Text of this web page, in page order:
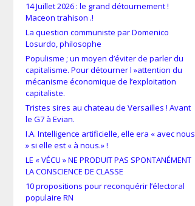
14 Juillet 2026 : le grand détournement !
Maceon trahison .!
La question communiste par Domenico
Losurdo, philosophe
Populisme ; un moyen d’éviter de parler du
capitalisme. Pour détourner l »attention du
mécanisme économique de l’exploitation
capitaliste.
Tristes sires au chateau de Versailles ! Avant
le G7 à Evian.
I.A. Intelligence artificielle, elle era « avec nous
» si elle est « à nous.» !
LE « VÉCU » NE PRODUIT PAS SPONTANÉMENT
LA CONSCIENCE DE CLASSE
10 propositions pour reconquérir l’électoral
populaire RN